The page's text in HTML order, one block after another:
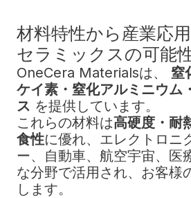
材料特性から産業応
セラミックスの可能
OneCera Materialsは、 窒
ケイ素・窒化アルミニウム
ス を提供しています。
これらの材料は高硬度・耐
食性に優れ、エレクトロニ
ー、自動車、航空宇宙、医
な分野で活用され、お客様
します。